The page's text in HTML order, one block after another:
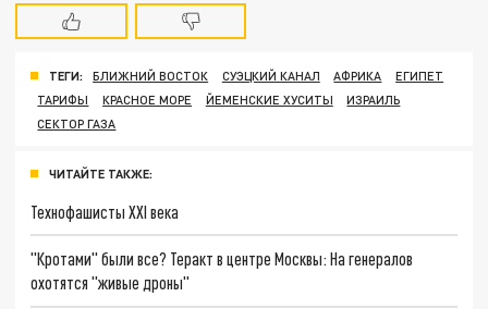
ТЕГИ: БЛИЖНИЙ ВОСТОК СУЭЦКИЙ КАНАЛ АФРИКА
ЕГИПЕТ
ТАРИФЫ
КРАСНОЕ МОРЕ ЙЕМЕНСКИЕ ХУСИТЫ
ИЗРАИЛЬ
СЕКТОР ГАЗА
ЧИТАЙТЕ ТАКЖЕ:
Технофашисты XXI века
"Кротами" были все? Теракт в центре Москвы: На генералов
охотятся "живые дроны"